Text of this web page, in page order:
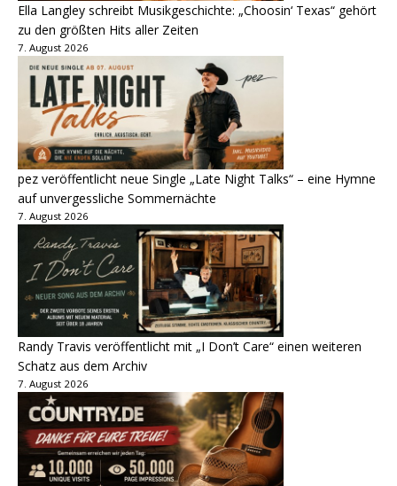
Ella Langley schreibt Musikgeschichte: „Choosin‘ Texas“ gehört
zu den größten Hits aller Zeiten
7. August 2026
pez veröffentlicht neue Single „Late Night Talks“ – eine Hymne
auf unvergessliche Sommernächte
7. August 2026
Randy Travis veröffentlicht mit „I Don’t Care“ einen weiteren
Schatz aus dem Archiv
7. August 2026